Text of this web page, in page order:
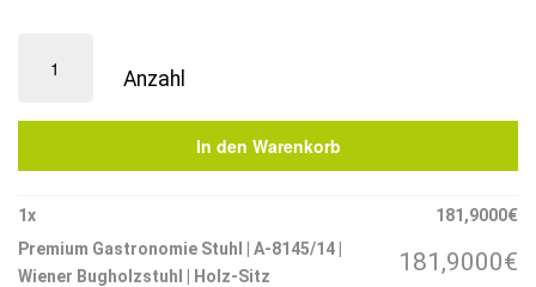
Gastronomie
|
8145/14
Bugholzstuhl
In den Warenkorb
1x 181,9000€
Premium Gastronomie Stuhl | A-8145/14 |
Wiener Bugholzstuhl | Holz-Sitz
181,9000€